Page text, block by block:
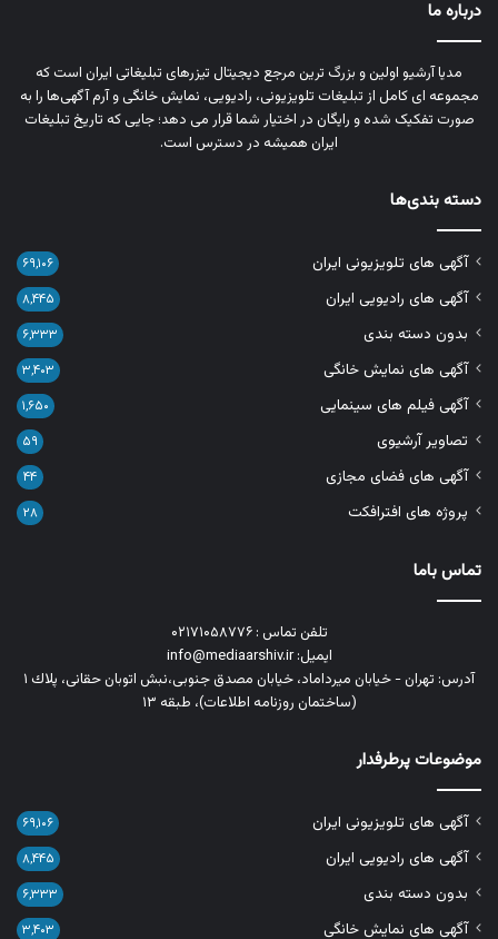
درباره ما
مدیا آرشیو اولین و بزرگ‌ ترین مرجع دیجیتال تیزرهای تبلیغاتی ایران است که
مجموعه‌ ای کامل از تبلیغات تلویزیونی، رادیویی، نمایش خانگی و آرم‌ آگهی‌ها را به‌
صورت تفکیک‌ شده و رایگان در اختیار شما قرار می‌ دهد؛ جایی که تاریخ تبلیغات
ایران همیشه در دسترس است.
دسته بندی‌ها
آگهی های تلویزیونی ایران ۶۹,۱۰۶
آگهی های رادیویی ایران ۸,۴۴۵
بدون دسته بندی ۶,۳۳۳
آگهی های نمایش خانگی ۳,۴۰۳
آگهی فیلم های سینمایی ۱,۶۵۰
تصاویر آرشیوی ۵۹
آگهی های فضای مجازی ۴۴
پروژه های افترافکت ۲۸
تماس باما
تلفن تماس : ۰۲۱۷۱۰۵۸۷۷۶
ایمیل: info@mediaarshiv.ir
آدرس: تهران - خیابان میرداماد، خیابان مصدق جنوبی،نبش اتوبان حقانی، پلاك ١
(ساختمان روزنامه اطلاعات)، طبقه ۱۳
موضوعات پرطرفدار
آگهی های تلویزیونی ایران ۶۹,۱۰۶
آگهی های رادیویی ایران ۸,۴۴۵
بدون دسته بندی ۶,۳۳۳
آگهی های نمایش خانگی ۳,۴۰۳